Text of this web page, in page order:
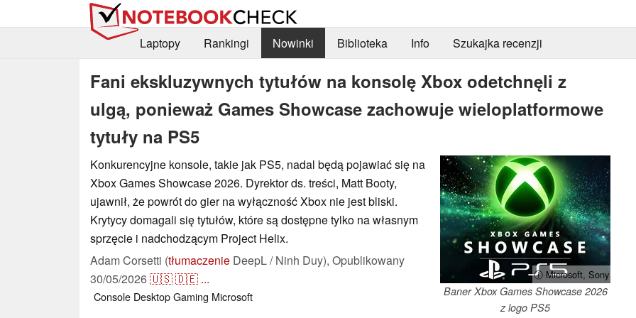
Laptopy Rankingi Nowinki Biblioteka Info Szukajka recenzji
Fani ekskluzywnych tytułów na konsolę Xbox odetchnęli z
ulgą, ponieważ Games Showcase zachowuje wieloplatformowe
tytuły na PS5
ⓘ Microsoft, Sony
Baner Xbox Games Showcase 2026
z logo PS5
Konkurencyjne konsole, takie jak PS5, nadal będą pojawiać się na
Xbox Games Showcase 2026. Dyrektor ds. treści, Matt Booty,
ujawnił, że powrót do gier na wyłączność Xbox nie jest bliski.
Krytycy domagali się tytułów, które są dostępne tylko na własnym
sprzęcie i nadchodzącym Project Helix.
Adam Corsetti (tłumaczenie DeepL / Ninh Duy), Opublikowany
30/05/2026🇺🇸🇩🇪 ...
Console DesktopGaming Microsoft